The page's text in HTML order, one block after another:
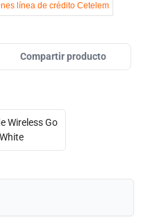
línea de crédito Cetelem
Compartir producto